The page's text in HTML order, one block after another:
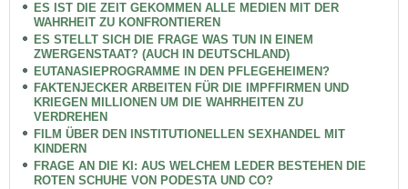
ES IST DIE ZEIT GEKOMMEN ALLE MEDIEN MIT DER
WAHRHEIT ZU KONFRONTIEREN
ES STELLT SICH DIE FRAGE WAS TUN IN EINEM
ZWERGENSTAAT? (AUCH IN DEUTSCHLAND)
EUTANASIEPROGRAMME IN DEN PFLEGEHEIMEN?
FAKTENJECKER ARBEITEN FÜR DIE IMPFFIRMEN UND
KRIEGEN MILLIONEN UM DIE WAHRHEITEN ZU
VERDREHEN
FILM ÜBER DEN INSTITUTIONELLEN SEXHANDEL MIT
KINDERN
FRAGE AN DIE KI: AUS WELCHEM LEDER BESTEHEN DIE
ROTEN SCHUHE VON PODESTA UND CO?